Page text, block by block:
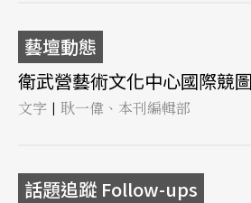
藝壇動態
衛武營藝術文化中心國際競
文字 | 耿一偉、本刊編輯部
話題追蹤 Follow-ups